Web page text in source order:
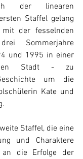
der linearen
Staffel gelang
der fesselnden
Sommerjahre
und 1995 in einer
Stadt - zu
um die
Kate und
Staffel, die eine
und Charaktere
an die Erfolge der